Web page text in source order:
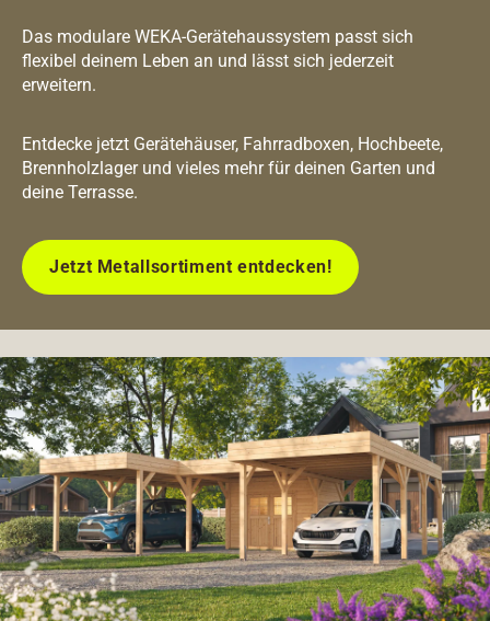
Das modulare WEKA-Gerätehaussystem passt sich
flexibel deinem Leben an und lässt sich jederzeit
erweitern.
Entdecke jetzt Gerätehäuser, Fahrradboxen, Hochbeete,
Brennholzlager und vieles mehr für deinen Garten und
deine Terrasse.
Jetzt Metallsortiment entdecken!